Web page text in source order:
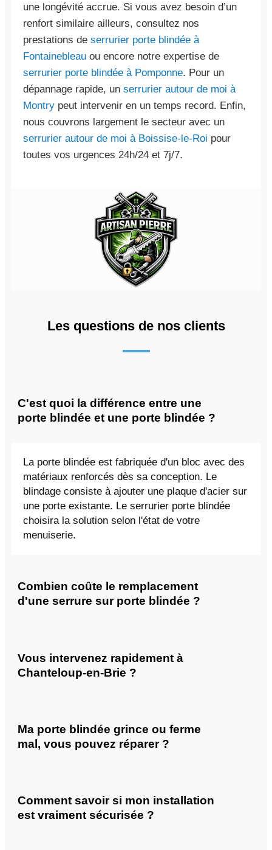
une longévité accrue. Si vous avez besoin d’un
renfort similaire ailleurs, consultez nos
prestations de serrurier porte blindée à
Fontainebleau ou encore notre expertise de
serrurier porte blindée à Pomponne. Pour un
dépannage rapide, un serrurier autour de moi à
Montry peut intervenir en un temps record. Enfin,
nous couvrons largement le secteur avec un
serrurier autour de moi à Boissise-le-Roi pour
toutes vos urgences 24h/24 et 7j/7.
Les questions de nos clients
C'est quoi la différence entre une
porte blindée et une porte blindée ?
La porte blindée est fabriquée d'un bloc avec des
matériaux renforcés dès sa conception. Le
blindage consiste à ajouter une plaque d'acier sur
une porte existante. Le serrurier porte blindée
choisira la solution selon l'état de votre
menuiserie.
Combien coûte le remplacement
d'une serrure sur porte blindée ?
Vous intervenez rapidement à
Chanteloup-en-Brie ?
Ma porte blindée grince ou ferme
mal, vous pouvez réparer ?
Comment savoir si mon installation
est vraiment sécurisée ?